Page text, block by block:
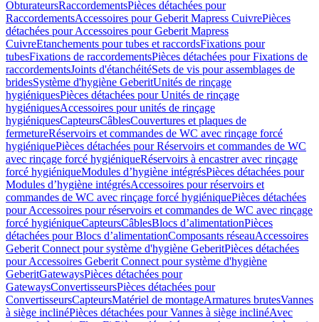
ObturateursRaccordementsPièces détachées pour
RaccordementsAccessoires pour Geberit Mapress CuivrePièces
détachées pour Accessoires pour Geberit Mapress
CuivreEtanchements pour tubes et raccordsFixations pour
tubesFixations de raccordementsPièces détachées pour Fixations de
raccordementsJoints d'étanchéitéSets de vis pour assemblages de
bridesSystème d'hygiène GeberitUnités de rinçage
hygiéniquesPièces détachées pour Unités de rinçage
hygiéniquesAccessoires pour unités de rinçage
hygiéniquesCapteursCâblesCouvertures et plaques de
fermetureRéservoirs et commandes de WC avec rinçage forcé
hygiéniquePièces détachées pour Réservoirs et commandes de WC
avec rinçage forcé hygiéniqueRéservoirs à encastrer avec rinçage
forcé hygiéniqueModules d’hygiène intégrésPièces détachées pour
Modules d’hygiène intégrésAccessoires pour réservoirs et
commandes de WC avec rinçage forcé hygiéniquePièces détachées
pour Accessoires pour réservoirs et commandes de WC avec rinçage
forcé hygiéniqueCapteursCâblesBlocs d’alimentationPièces
détachées pour Blocs d’alimentationComposants réseauAccessoires
Geberit Connect pour système d'hygiène GeberitPièces détachées
pour Accessoires Geberit Connect pour système d'hygiène
GeberitGatewaysPièces détachées pour
GatewaysConvertisseursPièces détachées pour
ConvertisseursCapteursMatériel de montageArmatures brutesVannes
à siège inclinéPièces détachées pour Vannes à siège inclinéAvec